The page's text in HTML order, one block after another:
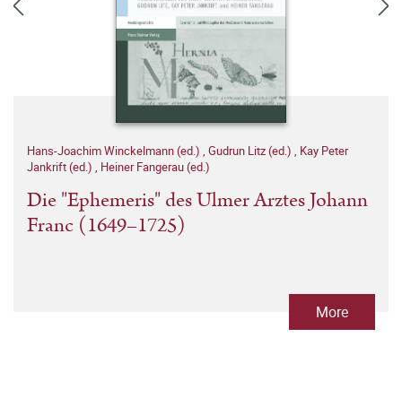
Hans-Joachim Winckelmann (ed.) , Gudrun Litz (ed.) , Kay Peter
Jankrift (ed.) , Heiner Fangerau (ed.)
Die "Ephemeris" des Ulmer Arztes Johann
Franc (1649–1725)
More